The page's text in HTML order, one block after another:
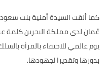
كما ألقت السيدة أمنية بنت
عُمان لدى مملكة البحرين كلمة
يوم عالمي للاحتفاء بالمرأة
بدورها وتقديرا لجهودها.